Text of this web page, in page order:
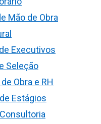
Mão de Obra
Executivos
Seleção
Obra e RH
Estágios